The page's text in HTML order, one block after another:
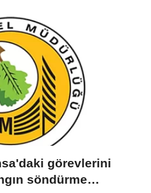
görevlerini
söndürme